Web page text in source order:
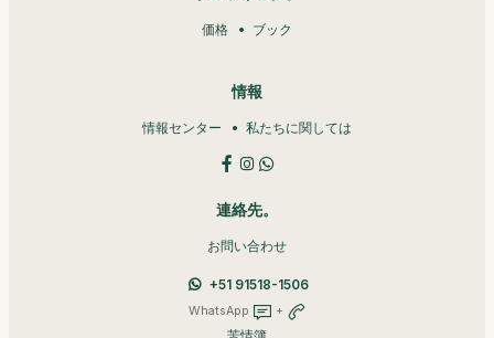
価格 ブック
情報
情報センター 私たちに関しては
連絡先。
お問い合わせ
+51 91518-1506
WhatsApp +
苦情簿